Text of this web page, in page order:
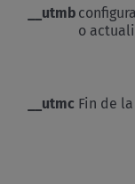
__utmb
o
__utmc Fin de